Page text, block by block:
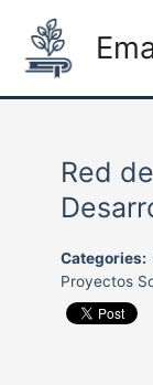
contenido
Red
Categories:
Proyectos